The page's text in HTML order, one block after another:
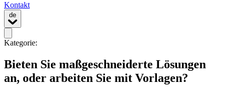
Kontakt
de
Kategorie:
Bieten Sie maßgeschneiderte Lösungen
an, oder arbeiten Sie mit Vorlagen?